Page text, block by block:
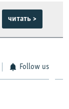
читать >
Follow us